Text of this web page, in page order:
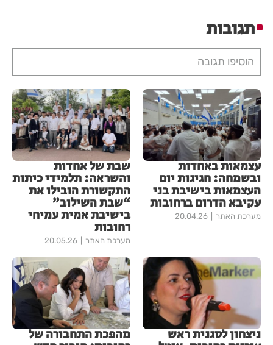
תגובות
הוסיפו תגובה
עצמאות באחדות
ובשמחה: חגיגות יום
העצמאות בישיבת בני
עקיבא הדרום ברחובות
מערכת האתר 20.04.26
שבת של אחדות
והשראה: תלמידי כיתות
התקשורת הובילו את
“שבת השילוב”
בישיבת אמית עמיחי
רחובות
מערכת האתר 20.05.26
ניצחון לסגנית ראש מהפכת התחבורה של